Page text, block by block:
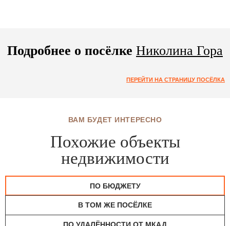
Подробнее о посёлке Николина Гора
ПЕРЕЙТИ НА СТРАНИЦУ ПОСЁЛКА
ВАМ БУДЕТ ИНТЕРЕСНО
Похожие объекты
недвижимости
ПО БЮДЖЕТУ
В ТОМ ЖЕ ПОСЁЛКЕ